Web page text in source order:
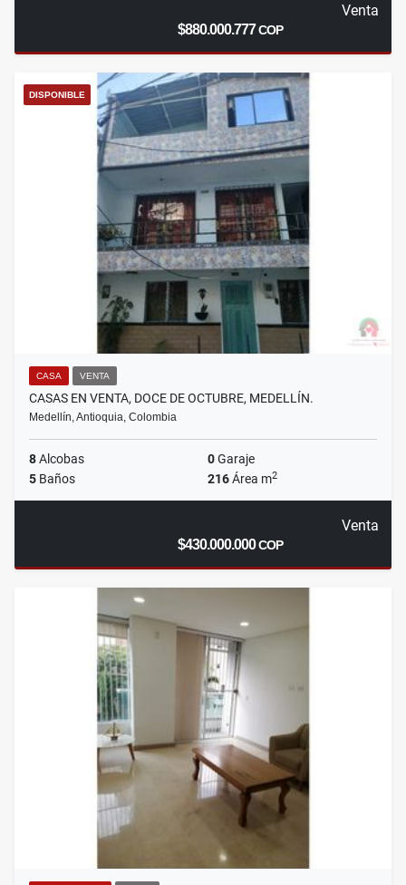
Venta
$880.000.777COP
DISPONIBLE
CASA VENTA
CASAS EN VENTA, DOCE DE OCTUBRE, MEDELLÍN.
Medellín, Antioquia, Colombia
8Alcobas 0Garaje
5 Baños 216Área m2
Venta
$430.000.000COP